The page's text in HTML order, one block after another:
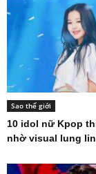
Sao thế giới
10 idol nữ Kpop
nhờ visual lung